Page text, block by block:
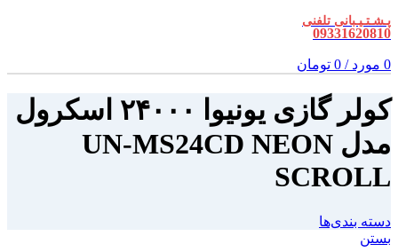
پـشـتـیـبانی تلفنی
09331620810
0 مورد /
0 تومان
کولر گازی یونیوا ۲۴۰۰۰ اسکرول
مدل UN-MS24CD NEON
SCROLL
دسته بندی‌ها
بستن